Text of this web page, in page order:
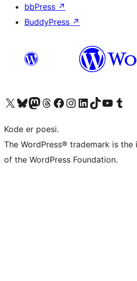
bbPress ↗
BuddyPress ↗
Besøk vår konto på X Visit our Bluesky account
Besøk vår Mastodon-konto
Visit our Threads account
Besøk vår Facebook-sideBesøk vår Instagram-konto
Besøk vår LinkedIn-konto
Visit our TikTok account
Visit our YouTube
Visit our
Kode er poesi.
The WordPress® trademark is
of the WordPress Foundation.